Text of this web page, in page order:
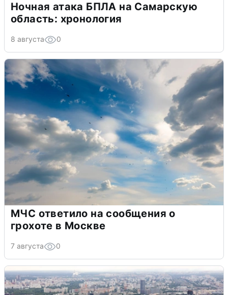
Ночная атака БПЛА на Самарскую
область: хронология
8 августа 0
МЧС ответило на сообщения о
грохоте в Москве
7 августа 0